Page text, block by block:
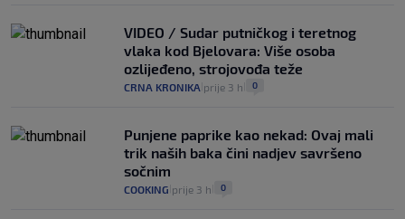
VIDEO / Sudar putničkog i teretnog
vlaka kod Bjelovara: Više osoba
ozlijeđeno, strojovođa teže
CRNA KRONIKA prije 3 h 0
Punjene paprike kao nekad: Ovaj mali
trik naših baka čini nadjev savršeno
sočnim
COOKING prije 3 h 0